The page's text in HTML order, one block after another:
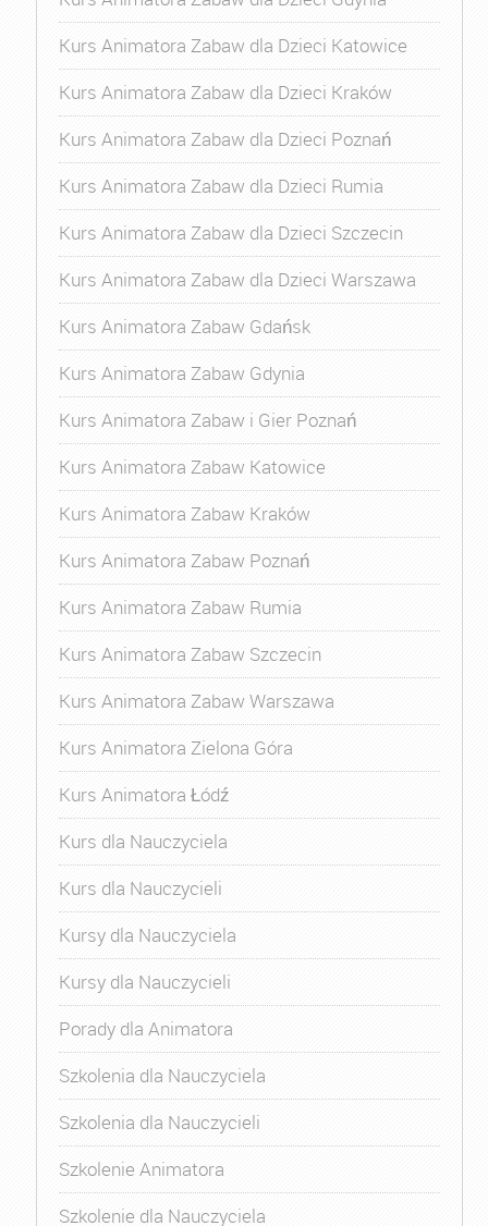
Kurs Animatora Zabaw dla Dzieci Katowice
Kurs Animatora Zabaw dla Dzieci Kraków
Kurs Animatora Zabaw dla Dzieci Poznań
Kurs Animatora Zabaw dla Dzieci Rumia
Kurs Animatora Zabaw dla Dzieci Szczecin
Kurs Animatora Zabaw dla Dzieci Warszawa
Kurs Animatora Zabaw Gdańsk
Kurs Animatora Zabaw Gdynia
Kurs Animatora Zabaw i Gier Poznań
Kurs Animatora Zabaw Katowice
Kurs Animatora Zabaw Kraków
Kurs Animatora Zabaw Poznań
Kurs Animatora Zabaw Rumia
Kurs Animatora Zabaw Szczecin
Kurs Animatora Zabaw Warszawa
Kurs Animatora Zielona Góra
Kurs Animatora Łódź
Kurs dla Nauczyciela
Kurs dla Nauczycieli
Kursy dla Nauczyciela
Kursy dla Nauczycieli
Porady dla Animatora
Szkolenia dla Nauczyciela
Szkolenia dla Nauczycieli
Szkolenie Animatora
Szkolenie dla Nauczyciela